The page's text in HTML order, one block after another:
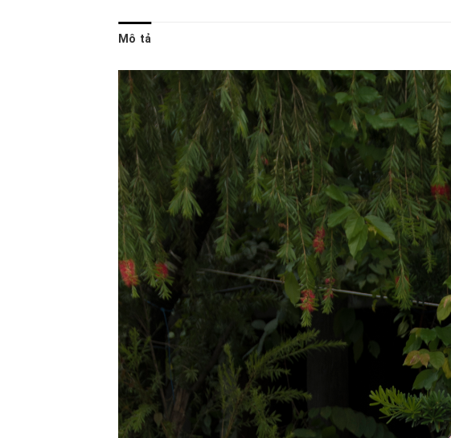
Mô tả